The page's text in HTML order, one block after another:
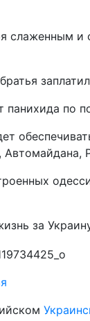
слаженным
по
за